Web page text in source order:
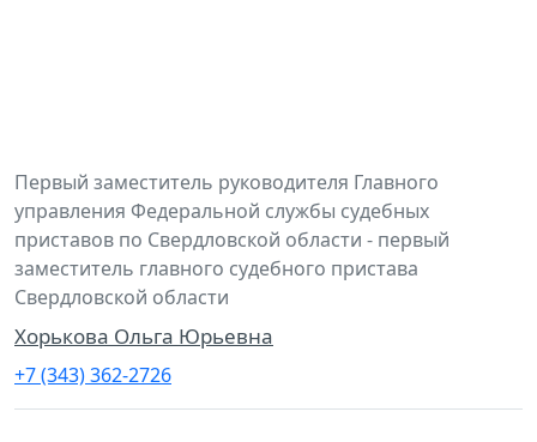
Первый заместитель руководителя Главного
управления Федеральной службы судебных
приставов по Свердловской области - первый
заместитель главного судебного пристава
Свердловской области
Хорькова Ольга Юрьевна
+7 (343) 362-2726